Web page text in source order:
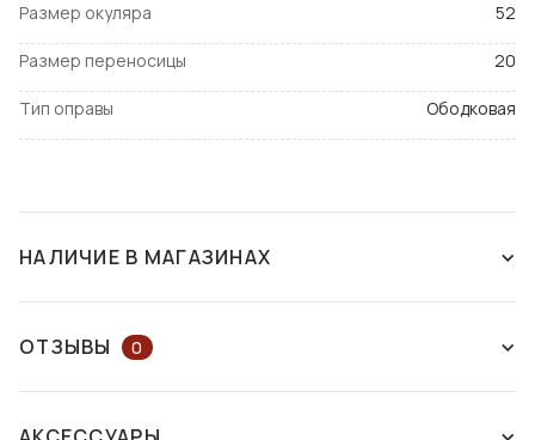
Размер окуляра 52
Размер переносицы 20
Тип оправы Ободковая
НАЛИЧИЕ В МАГАЗИНАХ
ОТЗЫВЫ 0